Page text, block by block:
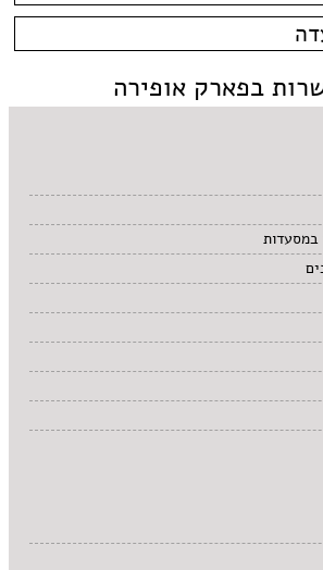
בית קפה
טאפאס בר
סיני
בפארק אופירה
במסעדות